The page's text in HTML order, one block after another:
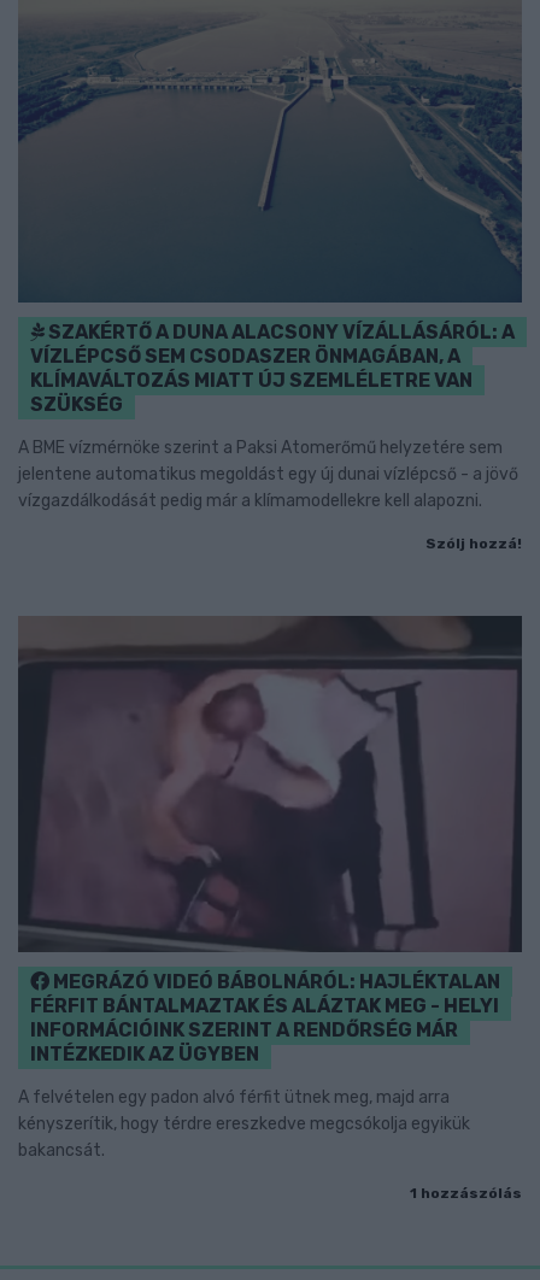
SZAKÉRTŐ A DUNA ALACSONY VÍZÁLLÁSÁRÓL: A
VÍZLÉPCSŐ SEM CSODASZER ÖNMAGÁBAN, A
KLÍMAVÁLTOZÁS MIATT ÚJ SZEMLÉLETRE VAN
SZÜKSÉG
A BME vízmérnöke szerint a Paksi Atomerőmű helyzetére sem
jelentene automatikus megoldást egy új dunai vízlépcső - a jövő
vízgazdálkodását pedig már a klímamodellekre kell alapozni.
Szólj hozzá!
MEGRÁZÓ VIDEÓ BÁBOLNÁRÓL: HAJLÉKTALAN
FÉRFIT BÁNTALMAZTAK ÉS ALÁZTAK MEG - HELYI
INFORMÁCIÓINK SZERINT A RENDŐRSÉG MÁR
INTÉZKEDIK AZ ÜGYBEN
A felvételen egy padon alvó férfit ütnek meg, majd arra
kényszerítik, hogy térdre ereszkedve megcsókolja egyikük
bakancsát.
1 hozzászólás